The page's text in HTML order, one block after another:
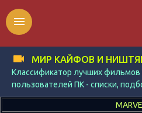
МИР КАЙФОВ И
Классификатор лучших фильмов
пользователей ПК - списки,
menu